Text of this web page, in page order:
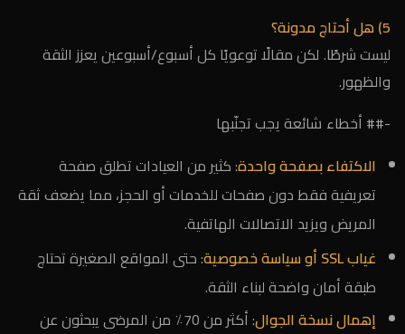
5) هل أحتاج مدونة؟
ليست شرطًا. لكن مقالًا توعويًا كل أسبوع/أسبوعين يعزز الثقة
والظهور.
-## أخطاء شائعة يجب تجنّبها
الاكتفاء بصفحة واحدة: كثير من العيادات تطلق صفحة
تعريفية فقط دون صفحات للخدمات أو الحجز، مما يضعف ثقة
المريض ويزيد الاتصالات الهاتفية.
غياب SSL أو سياسة خصوصية
: حتى المواقع الصغيرة تحتاج
طبقة أمان واضحة لبناء الثقة.
إهمال نسخة الجوال
: أكثر من 70٪ من المرضى يبحثون عن